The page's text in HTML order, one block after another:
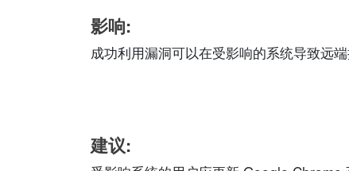
影响:
成功利用漏洞可以在受影响的系统导致远
建议: